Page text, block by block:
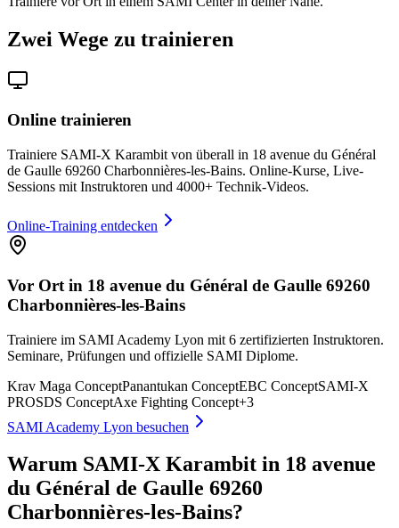
Zwei Wege zu trainieren
Online trainieren
Trainiere SAMI-X Karambit von überall in 18 avenue du Général
de Gaulle 69260 Charbonnières-les-Bains. Online-Kurse, Live-
Sessions mit Instruktoren und 4000+ Technik-Videos.
Online-Training entdecken
Vor Ort in 18 avenue du Général de Gaulle 69260
Charbonnières-les-Bains
Trainiere im SAMI Academy Lyon mit 6 zertifizierten Instruktoren.
Seminare, Prüfungen und offizielle SAMI Diplome.
Krav Maga ConceptPanantukan ConceptEBC ConceptSAMI-X
PROSDS ConceptAxe Fighting Concept+3
SAMI Academy Lyon besuchen
Warum SAMI-X Karambit in 18 avenue
du Général de Gaulle 69260
Charbonnières-les-Bains?